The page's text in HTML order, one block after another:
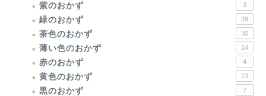
紫のおかず 3
緑のおかず 28
茶色のおかず 30
薄い色のおかず 14
赤のおかず 4
黄色のおかず 13
黒のおかず 7